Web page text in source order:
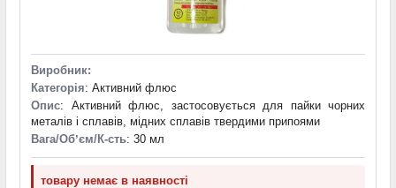
Виробник:
Категорія: Активний флюс
Опис: Активний флюс, застосовується для пайки чорних
металів і сплавів, мідних сплавів твердими припоями
Вага/Обʼєм/К-сть: 30 мл
товару немає в наявності